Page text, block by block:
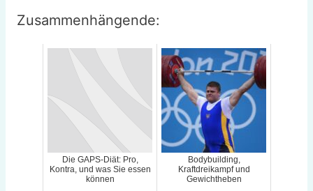
Zusammenhängende:
Die GAPS-Diät: Pro,
Kontra, und was Sie essen
können
Bodybuilding,
Kraftdreikampf und
Gewichtheben